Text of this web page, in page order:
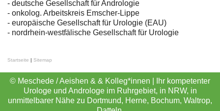
- deutsche Gesellschaft für Andrologie
- onkolog. Arbeitskreis Emscher-Lippe
- europäische Gesellschaft für Urologie (EAU)
- nordrhein-westfälische Gesellschaft für Urologie
Startseite | Sitemap
© Meschede / Aeishen & & Kolleg*innen | Ihr kompetenter
Urologe und Androloge im Ruhrgebiet, in NRW, in
unmittelbarer Nähe zu Dortmund, Herne, Bochum, Waltrop,